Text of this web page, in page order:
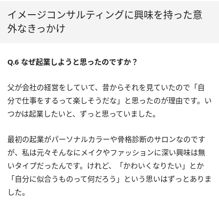
イメージコンサルティングに興味を持った意
外なきっかけ
Q.6 なぜ起業しようと思ったのですか？
父が会社の経営をしていて、昔からそれを見ていたので「自
分で仕事をするって楽しそうだな」と思ったのが理由です。い
つかは起業したいと、ずっと思っていました。
最初の起業がパーソナルカラーや骨格診断のサロンなのです
が、私は元々そんなにメイクやファッションに深い興味は無
いタイプだったんです。けれど、「かわいくなりたい」とか
「自分に似合うものって何だろう」という思いはずっとありま
した。